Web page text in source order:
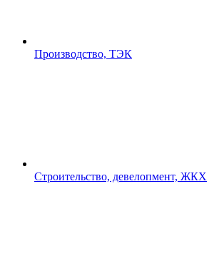
Производство, ТЭК
Строительство, девелопмент, ЖКХ